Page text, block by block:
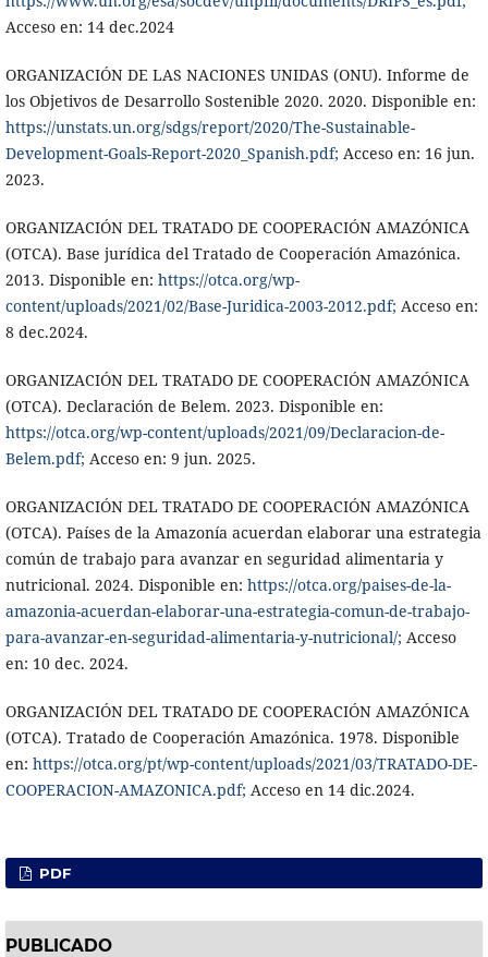
Acceso en: 14 dec.2024
ORGANIZACIÓN DE LAS NACIONES UNIDAS (ONU). Informe de
los Objetivos de Desarrollo Sostenible 2020. 2020. Disponible en:
https://unstats.un.org/sdgs/report/2020/The-Sustainable-
Development-Goals-Report-2020_Spanish.pdf; Acceso en: 16 jun.
2023.
ORGANIZACIÓN DEL TRATADO DE COOPERACIÓN AMAZÓNICA
(OTCA). Base jurídica del Tratado de Cooperación Amazónica.
2013. Disponible en: https://otca.org/wp-
content/uploads/2021/02/Base-Juridica-2003-2012.pdf; Acceso en:
8 dec.2024.
ORGANIZACIÓN DEL TRATADO DE COOPERACIÓN AMAZÓNICA
(OTCA). Declaración de Belem. 2023. Disponible en:
https://otca.org/wp-content/uploads/2021/09/Declaracion-de-
Belem.pdf; Acceso en: 9 jun. 2025.
ORGANIZACIÓN DEL TRATADO DE COOPERACIÓN AMAZÓNICA
(OTCA). Países de la Amazonía acuerdan elaborar una estrategia
común de trabajo para avanzar en seguridad alimentaria y
nutricional. 2024. Disponible en: https://otca.org/paises-de-la-
amazonia-acuerdan-elaborar-una-estrategia-comun-de-trabajo-
para-avanzar-en-seguridad-alimentaria-y-nutricional/; Acceso
en: 10 dec. 2024.
ORGANIZACIÓN DEL TRATADO DE COOPERACIÓN AMAZÓNICA
(OTCA). Tratado de Cooperación Amazónica. 1978. Disponible
en: https://otca.org/pt/wp-content/uploads/2021/03/TRATADO-DE-
COOPERACION-AMAZONICA.pdf; Acceso en 14 dic.2024.
PDF
PUBLICADO